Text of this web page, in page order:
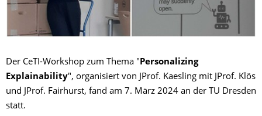
Der CeTI-Workshop zum Thema "Personalizing
Explainability", organisiert von JProf. Kaesling mit JProf. Klös
und JProf. Fairhurst, fand am 7. März 2024 an der TU Dresden
statt.